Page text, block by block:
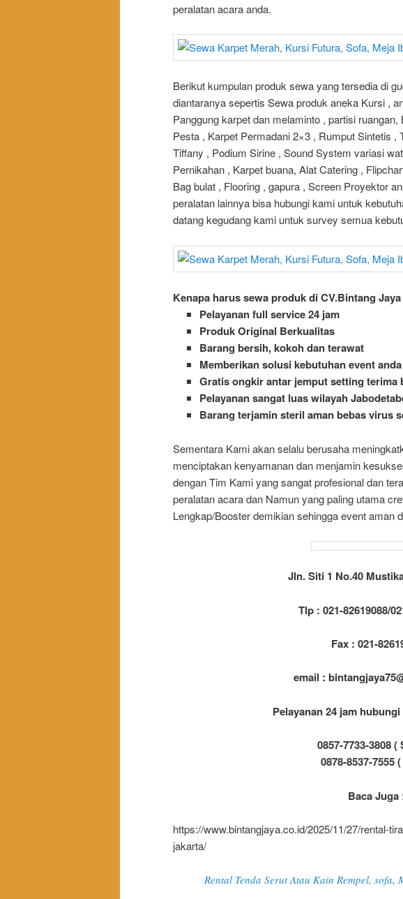
peralatan acara anda.
Berikut kumpulan produk sewa yang tersedia di
diantaranya sepertis Sewa produk aneka Kursi ,
Panggung karpet dan melaminto , partisi
Pesta , Karpet Permadani 2×3 , Rumput Sintetis
Tiffany , Podium Sirine , Sound System variasi
Pernikahan , Karpet buana, Alat Catering ,
Bag bulat , Flooring , gapura , Screen Proyektor
peralatan lainnya bisa hubungi kami untuk
datang kegudang kami untuk survey semua
Kenapa harus sewa produk di CV.Bintang Jaya
Pelayanan full service 24 jam
Produk Original Berkualitas
Barang bersih, kokoh dan terawat
Memberikan solusi kebutuhan event anda
Gratis ongkir antar jemput setting terima
Pelayanan sangat luas wilayah
Barang terjamin steril aman bebas virus
Sementara Kami akan selalu berusaha
menciptakan kenyamanan dan menjamin
dengan Tim Kami yang sangat profesional dan
peralatan acara dan Namun yang paling utama
Lengkap/Booster demikian sehingga event aman
Jln. Siti 1 No.40
Tlp : 021-82619088/
Fax : 021-
email :
Pelayanan 24 jam
0857-7733-3808 (
0878-8537-7555
Baca Juga
https://www.bintangjaya.co.id/2025/11/27/rental-
jakarta/
Rental Tenda Serut Atau Kain Rempel, sofa,